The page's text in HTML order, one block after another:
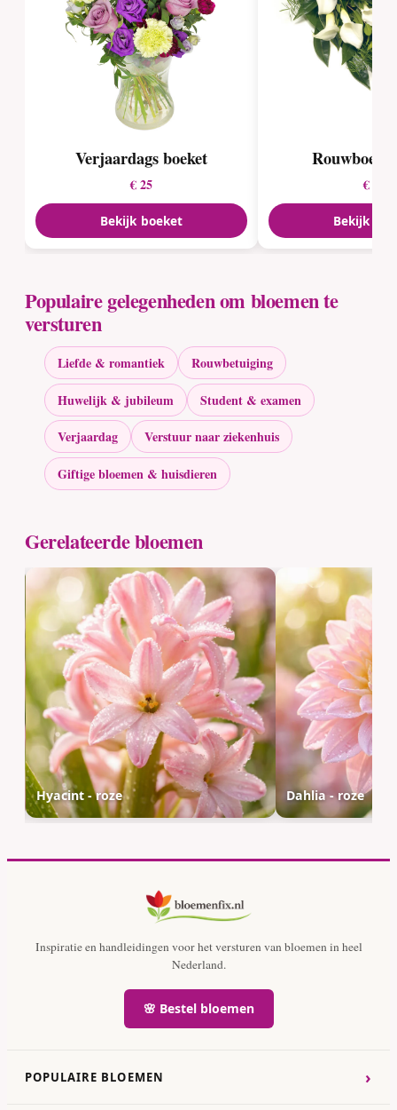
Verjaardags boeket
€ 25
Bekijk boeket
€ 50
Bekijk
Populaire gelegenheden om bloemen te
versturen
Liefde & romantiek
Rouwbetuiging
Huwelijk & jubileum
Student & examen
Verjaardag
Verstuur naar ziekenhuis
Giftige bloemen & huisdieren
Gerelateerde bloemen
Hyacint - roze Dahlia - roze
Inspiratie en handleidingen voor het versturen van bloemen in heel
Nederland.
🌸 Bestel bloemen
POPULAIRE BLOEMEN ›